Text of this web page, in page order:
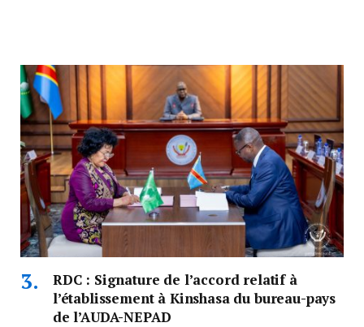
RDC : Signature de l’accord relatif à
l’établissement à Kinshasa du bureau-pays
de l’AUDA-NEPAD